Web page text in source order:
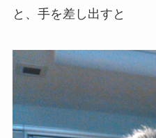
と、手を差し出すと